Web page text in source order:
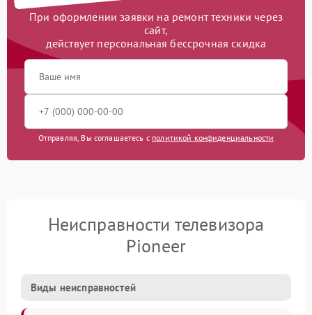
При оформлении заявки на ремонт техники через
сайт,
действует персональная бессрочная скидка
Отправляя, Вы соглашаетесь с политикой конфиденциальности
Неисправности телевизора
Pioneer
Виды неисправностей